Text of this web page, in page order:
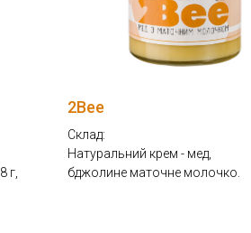
г,
2Bee
Склад:
Натуральний крем - мед,
бджолине маточне молочко.